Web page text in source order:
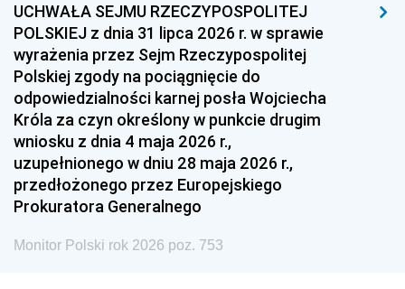
UCHWAŁA SEJMU RZECZYPOSPOLITEJ
POLSKIEJ z dnia 31 lipca 2026 r. w sprawie
wyrażenia przez Sejm Rzeczypospolitej
Polskiej zgody na pociągnięcie do
odpowiedzialności karnej posła Wojciecha
Króla za czyn określony w punkcie drugim
wniosku z dnia 4 maja 2026 r.,
uzupełnionego w dniu 28 maja 2026 r.,
przedłożonego przez Europejskiego
Prokuratora Generalnego
Monitor Polski rok 2026 poz. 753